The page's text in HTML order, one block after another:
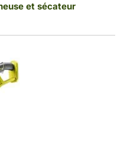
et sécateur